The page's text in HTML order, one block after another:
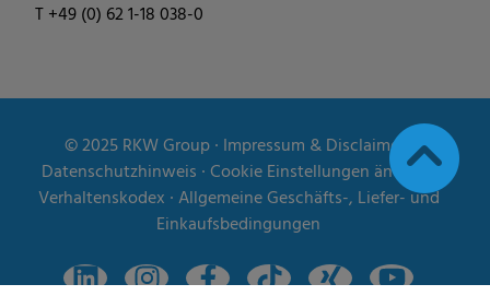
T +49 (0) 62 1-18 038-0
© 2025RKW Group∙ Impressum & Disclaimer
Datenschutzhinweis ∙Cookie Einstellungen ändern
∙
Verhaltenskodex ∙Allgemeine Geschäfts-, Liefer- und
Einkaufsbedingungen